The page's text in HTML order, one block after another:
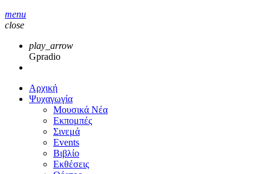
menu
close
play_arrow
Gpradio
Αρχική
Ψυχαγωγία
Μουσικά Νέα
Εκπομπές
Σινεμά
Events
Βιβλίο
Εκθέσεις